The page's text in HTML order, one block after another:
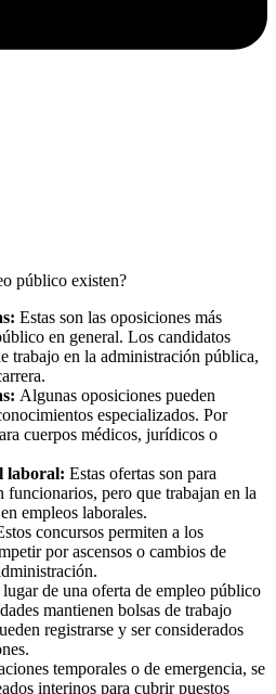
público existen?
Estas son las oposiciones más
en general. Los candidatos
trabajo en la administración pública,
Algunas oposiciones pueden
especializados. Por
cuerpos médicos, jurídicos o
laboral: Estas ofertas son para
funcionarios, pero que trabajan en la
empleos laborales.
concursos permiten a los
por ascensos o cambios de
de una oferta de empleo público
mantienen bolsas de trabajo
registrarse y ser considerados
temporales o de emergencia, se
interinos para cubrir puestos